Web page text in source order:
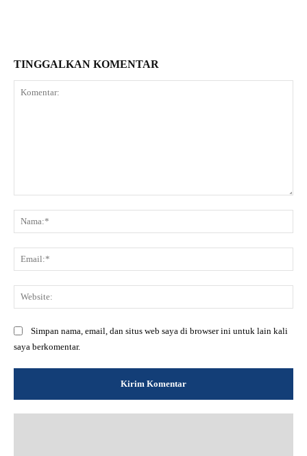
TINGGALKAN KOMENTAR
Simpan nama, email, dan situs web saya di browser ini untuk lain kali
saya berkomentar.